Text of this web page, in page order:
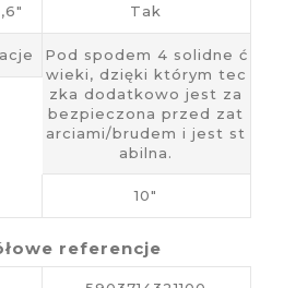
Tak
Pod spodem 4 solidne ć
wieki, dzięki którym tec
zka dodatkowo jest za
bezpieczona przed zat
arciami/brudem i jest st
abilna.
10"
referencje